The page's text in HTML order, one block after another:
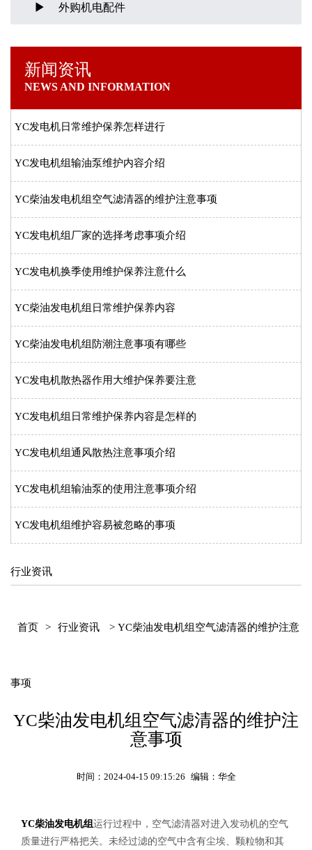
外购机电配件
新闻资讯
NEWS AND INFORMATION
YC发电机日常维护保养怎样进行
YC发电机组输油泵维护内容介绍
YC柴油发电机组空气滤清器的维护注意事项
YC发电机组厂家的选择考虑事项介绍
YC发电机换季使用维护保养注意什么
YC柴油发电机组日常维护保养内容
YC柴油发电机组防潮注意事项有哪些
YC发电机散热器作用大维护保养要注意
YC发电机组日常维护保养内容是怎样的
YC发电机组通风散热注意事项介绍
YC发电机组输油泵的使用注意事项介绍
YC发电机组维护容易被忽略的事项
行业资讯
首页 > 行业资讯 > YC柴油发电机组空气滤清器的维护注意
事项
YC柴油发电机组空气滤清器的维护注
意事项
时间：2024-04-15 09:15:26 编辑：华全
YC柴油发电机组 运行过程中，空气滤清器对进入发动机的空气
质量进行严格把关。未经过滤的空气中含有尘埃、颗粒物和其